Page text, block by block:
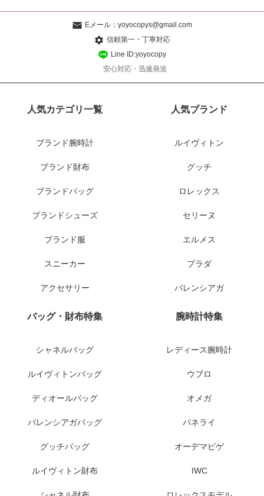
Eメール： yoyocopys@gmail.com
信頼第一・丁寧対応
Line ID:yoyocopy
安心対応・迅速発送
人気カテゴリ一覧
ブランド腕時計
ブランド財布
ブランドバッグ
ブランドシューズ
ブランド服
スニーカー
アクセサリー
人気ブランド
ルイヴィトン
グッチ
ロレックス
セリーヌ
エルメス
プラダ
バレンシアガ
バッグ・財布特集
シャネルバッグ
ルイヴィトンバッグ
ディオールバッグ
バレンシアガバッグ
グッチバッグ
ルイヴィトン財布
腕時計特集
レディース腕時計
ウブロ
オメガ
パネライ
オーデマピゲ
IWC